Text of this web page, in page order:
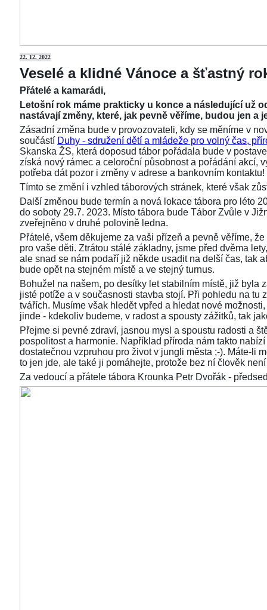
22. 12. 2022
Veselé a klidné Vánoce a šťastný
Přátelé a kamarádi,
Letošní rok máme prakticky u konce a následující už
nastávají změny, které, jak pevně věříme, budou jen a
Zásadní změna bude v provozovateli, kdy se měníme v
součástí Duhy - sdružení dětí a mládeže pro volný čas,
Skanska ŽS, která doposud tábor pořádala bude v
získá nový rámec a celoroční působnost a pořádání akcí,
potřeba dát pozor i změny v adrese a bankovním kontaktu!
Tímto se změní i vzhled táborových stránek, které však
Další změnou bude termín a nová lokace tábora pro léto
do soboty 29.7. 2023. Místo tábora bude Tábor Zvůle v
zveřejněno v druhé polovině ledna.
Přátelé, všem děkujeme za vaši přízeň a pevně věříme,
pro vaše děti. Ztrátou stálé základny, jsme před dvěma
ale snad se nám podaří již někde usadit na delší čas, tak
bude opět na stejném místě a ve stejný turnus.
Bohužel na našem, po desítky let stabilním místě, již byla
jisté potíže a v současnosti stavba stojí. Při pohledu na tu
tvářích. Musíme však hledět vpřed a hledat nové
jinde - kdekoliv budeme, v radost a spousty zážitků, tak
Přejme si pevné zdraví, jasnou mysl a spoustu radosti a
pospolitost a harmonie. Například příroda nám takto
dostatečnou vzpruhou pro život v jungli města ;-). Máte-li
to jen jde, ale také ji pomáhejte, protože bez ní člověk
Za vedoucí a přátele tábora Krounka Petr Dvořák -